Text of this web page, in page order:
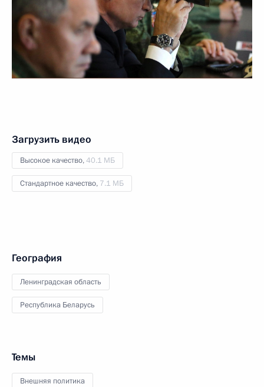
Загрузить видео
Высокое качество,40.1 МБ
Стандартное качество, 7.1 МБ
География
Ленинградская область
Республика Беларусь
Темы
Внешняя политика